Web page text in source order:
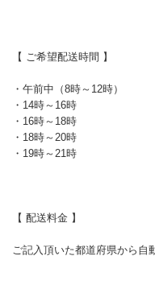
【 ご希望配送時間 】
・午前中（8時～12時）
・14時～16時
・16時～18時
・18時～20時
・19時～21時
【 配送料金 】
ご記入頂いた都道府県から自